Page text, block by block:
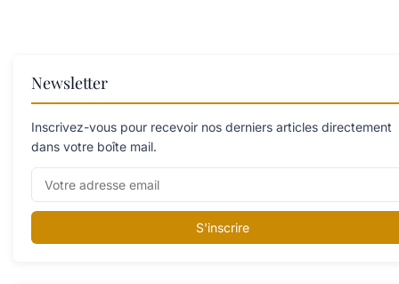
Newsletter
Inscrivez-vous pour recevoir nos derniers articles directement
dans votre boîte mail.
S'inscrire